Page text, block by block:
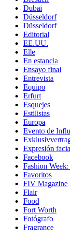
Dubai
Düsseldorf
Düsseldorf
Editorial
EE.UU.
Elle
En estancia
Ensayo final
Entrevista
Equipo
Erfurt
Esquejes
Estilistas
Europa
Evento de
Expresión
Facebook
Fashion
Favoritos
FIV Magazine
Flair
Food
Fort Worth
Fotógrafo
Fragrance